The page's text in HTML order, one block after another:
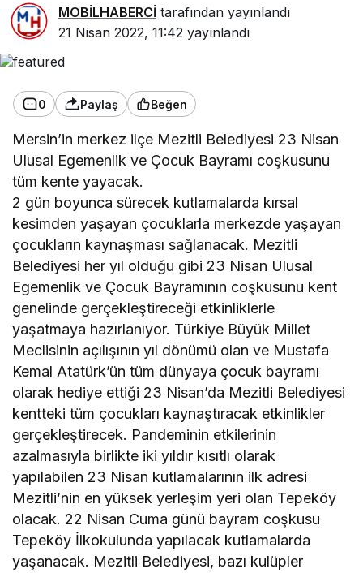
MOBİLHABERCİ tarafından yayınlandı
21 Nisan 2022, 11:42 yayınlandı
0 Paylaş Beğen
Mersin’in merkez ilçe Mezitli Belediyesi 23 Nisan
Ulusal Egemenlik ve Çocuk Bayramı coşkusunu
tüm kente yayacak.
2 gün boyunca sürecek kutlamalarda kırsal
kesimden yaşayan çocuklarla merkezde yaşayan
çocukların kaynaşması sağlanacak. Mezitli
Belediyesi her yıl olduğu gibi 23 Nisan Ulusal
Egemenlik ve Çocuk Bayramının coşkusunu kent
genelinde gerçekleştireceği etkinliklerle
yaşatmaya hazırlanıyor. Türkiye Büyük Millet
Meclisinin açılışının yıl dönümü olan ve Mustafa
Kemal Atatürk’ün tüm dünyaya çocuk bayramı
olarak hediye ettiği 23 Nisan’da Mezitli Belediyesi
kentteki tüm çocukları kaynaştıracak etkinlikler
gerçekleştirecek. Pandeminin etkilerinin
azalmasıyla birlikte iki yıldır kısıtlı olarak
yapılabilen 23 Nisan kutlamalarının ilk adresi
Mezitli’nin en yüksek yerleşim yeri olan Tepeköy
olacak. 22 Nisan Cuma günü bayram coşkusu
Tepeköy İlkokulunda yapılacak kutlamalarda
yaşanacak. Mezitli Belediyesi, bazı kulüpler